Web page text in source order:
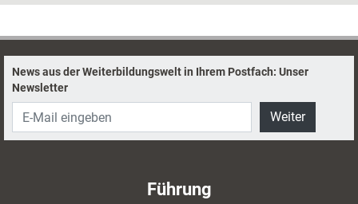
News aus der Weiterbildungswelt in Ihrem Postfach: Unser
Newsletter
Weiter
Führung